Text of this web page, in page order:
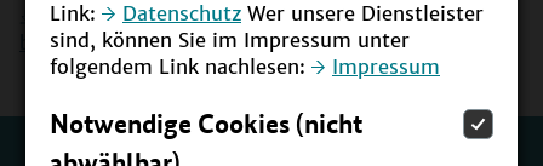
Link:
Datenschutz Wer unsere Dienstleister
sind, können Sie im Impressum unter
folgendem Link nachlesen:
Impressum
Notwendige Cookies (nicht
Download (PDF, 236KB, Datei ist
barrierefrei/barrierearm)